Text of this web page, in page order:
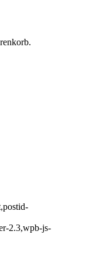
2.3,wpb-js-